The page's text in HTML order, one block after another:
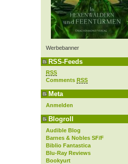
Werbebanner
RSS-Feeds
RSS
Comments RSS
Meta
Anmelden
Blogroll
Audible Blog
Barnes & Nobles SF/F
Biblio Fantastica
Blu-Ray Reviews
Bookyurt